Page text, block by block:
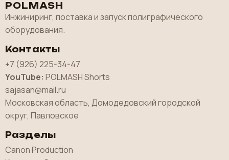
POLMASH
Инжиниринг, поставка и запуск полиграфического
оборудования.
Контакты
+7 (926) 225-34-47
YouTube: POLMASH Shorts
sajasan@mail.ru
Московская область, Домодедовский городской
округ, Павловское
Разделы
Canon Production